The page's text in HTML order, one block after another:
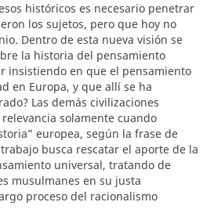
históricos es necesario penetrar
los sujetos, pero que hoy no
Dentro de esta nueva visión se
la historia del pensamiento
insistiendo en que el pensamiento
en Europa, y que allí se ha
Las demás civilizaciones
solamente cuando
europea, según la frase de
busca rescatar el aporte de la
universal, tratando de
musulmanes en su justa
proceso del racionalismo